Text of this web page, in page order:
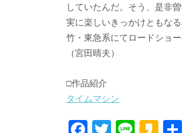
していたんだ。そう、是非
実に楽しいきっかけともな
竹・東急系にてロードショー
（宮田晴夫）
□作品紹介
タイムマシン